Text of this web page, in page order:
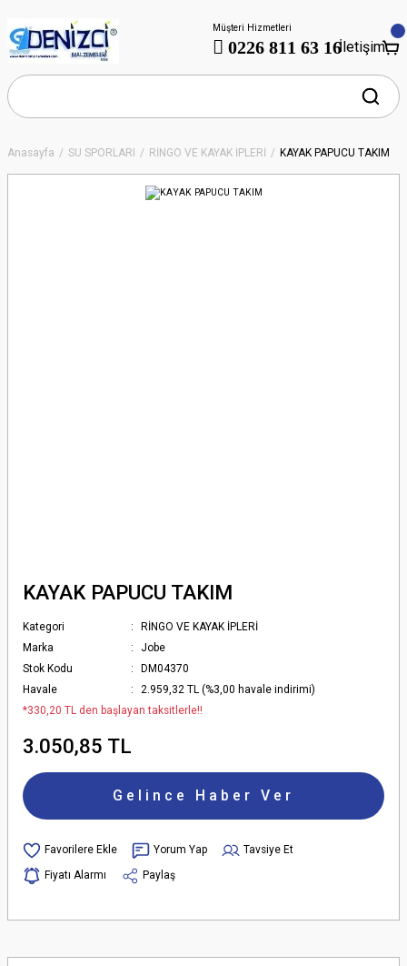
Müşteri Hizmetleri
0226 811 63 16İletişim
Anasayfa SU SPORLARI RİNGO VE KAYAK İPLERİ KAYAK PAPUCU TAKIM
KAYAK PAPUCU TAKIM
Kategori
RİNGO VE KAYAK İPLERİ
Marka
Jobe
Stok Kodu
DM04370
Havale
2.959,32 TL (%3,00 havale indirimi)
*330,20 TL den başlayan taksitlerle!!
3.050,85 TL
Gelince Haber Ver
Yorum Yap
Tavsiye Et
Fiyatı Alarmı
Paylaş